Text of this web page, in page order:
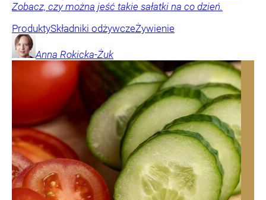
Zobacz, czy można jeść takie sałatki na co dzień.
ProduktySkładniki odżywczeŻywienie
Anna Rokicka-Żuk